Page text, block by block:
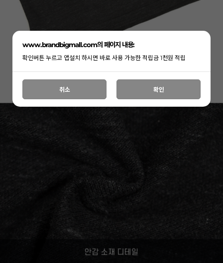
www.brandbigmall.com의 페이지 내용:
확인버튼 누르고 앱설치 하시면 바로 사용 가능한 적립금 1천원 적립
취소 확인